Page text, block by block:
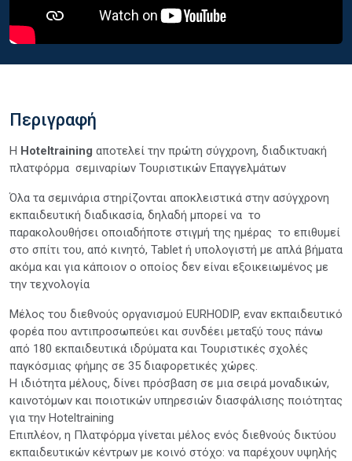
Περιγραφή
Η Hoteltraining αποτελεί την πρώτη σύγχρονη, διαδικτυακή
πλατφόρμα σεμιναρίων Τουριστικών Επαγγελμάτων
Όλα τα σεμινάρια στηρίζονται αποκλειστικά στην ασύγχρονη
εκπαιδευτική διαδικασία, δηλαδή μπορεί να το
παρακολουθήσει οποιαδήποτε στιγμή της ημέρας το επιθυμεί
στο σπίτι του, από κινητό, Tablet ή υπολογιστή με απλά βήματα
ακόμα και για κάποιον ο οποίος δεν είναι εξοικειωμένος με
την τεχνολογία
Mέλος του διεθνούς οργανισμού EURHODIP, εναν εκπαιδευτικό
φορέα που αντιπροσωπεύει και συνδέει μεταξύ τους πάνω
από 180 εκπαιδευτικά ιδρύματα και Τουριστικές σχολές
παγκόσμιας φήμης σε 35 διαφορετικές χώρες.
Η ιδιότητα μέλους, δίνει πρόσβαση σε μια σειρά μοναδικών,
καινοτόμων και ποιοτικών υπηρεσιών διασφάλισης ποιότητας
για την Hoteltraining
Επιπλέον, η Πλατφόρμα γίνεται μέλος ενός διεθνούς δικτύου
εκπαιδευτικών κέντρων με κοινό στόχο: να παρέχουν υψηλής